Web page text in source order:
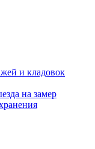
и кладовок
на замер